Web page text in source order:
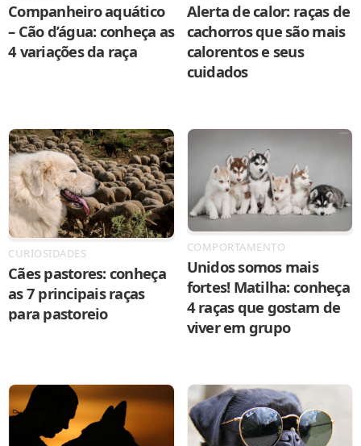
Companheiro aquático
– Cão d’água: conheça as
4 variações da raça
Alerta de calor: raças de
cachorros que são mais
calorentos e seus
cuidados
CURIOSIDADES
Cães pastores: conheça
as 7 principais raças
para pastoreio
COMPORTAMENTO
Unidos somos mais
fortes! Matilha: conheça
4 raças que gostam de
viver em grupo